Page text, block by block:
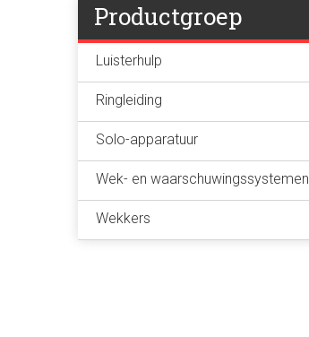
Productgroep
Luisterhulp
Ringleiding
Solo-apparatuur
Wek- en waarschuwingssystemen
Wekkers